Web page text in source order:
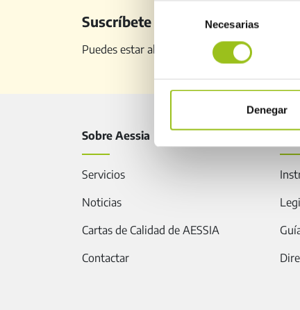
consentimiento
Necesarias
Denegar
Suscríbete a nuestro newsletter
Puedes estar al día de todo lo relacionado
Sobre Aessia
Servicios
Noticias
Cartas de Calidad de AESSIA
Contactar